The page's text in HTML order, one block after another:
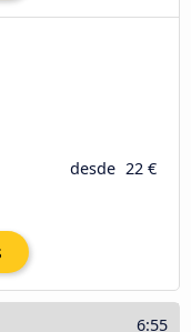
desde 22 €
6:55